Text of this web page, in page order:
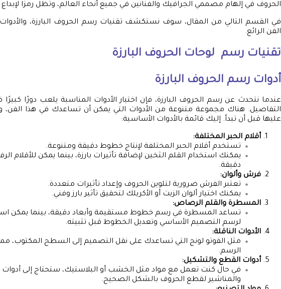
الحروف في إلهام مصممي الجرافيك والفنانين في جميع أنحاء العالم، وتظل رمزًا لإبداع
في القسم التالي من المقال، سوف نستكشف تقنيات رسم الحروف البارزة،
الفن الرائع.
تقنيات رسم لوحات الحروف البارزة
أدوات رسم الحروف البارزة
عندما نتحدث عن رسم الحروف البارزة، فإن اختيار الأدوات المناسبة يلعب دورًا كبيرًا
التفاصيل. هناك مجموعة متنوعة من الأدوات التي يمكن أن تساعدك في هذا
عليها قبل أن تبدأ. إليك قائمة بالأدوات الأساسية:
أقلام الحبر المختلفة:
تستخدم أقلام الحبر المختلفة لإنتاج خطوط دقيقة ومتنوعة.
يمكنك استخدام القلم الثخين لإضافة تأثيرات بارزة، بينما يمكن للأقلام
دقيقة.
فرش وألوان:
تعتبر الفرش ضرورية لتلوين الحروف وإعداد تأثيرات متعددة.
يمكنك اختيار ألوان الزيت أو الأكريلك لتحقيق تأثير بارز وفني.
المسطرة والقلم الرصاص:
تساعد المسطرة في رسم خطوط مستقيمة وأبعاد دقيقة، بينما يمكن
لرسم التصميم الأساسي وتعديل الخطوط قبل تثبيته.
الأدوات الناقلة:
مثل الفوتو لونج التي تساعدك على نقل التصميم إلى السطح المكتوب،
الرسم.
أدوات القطع والتشكيل:
في حال كنت تعمل مع مواد مثل الخشب أو البلاستيك، ستحتاج إلى
والمناشير لقطع الحروف بالشكل الصحيح.